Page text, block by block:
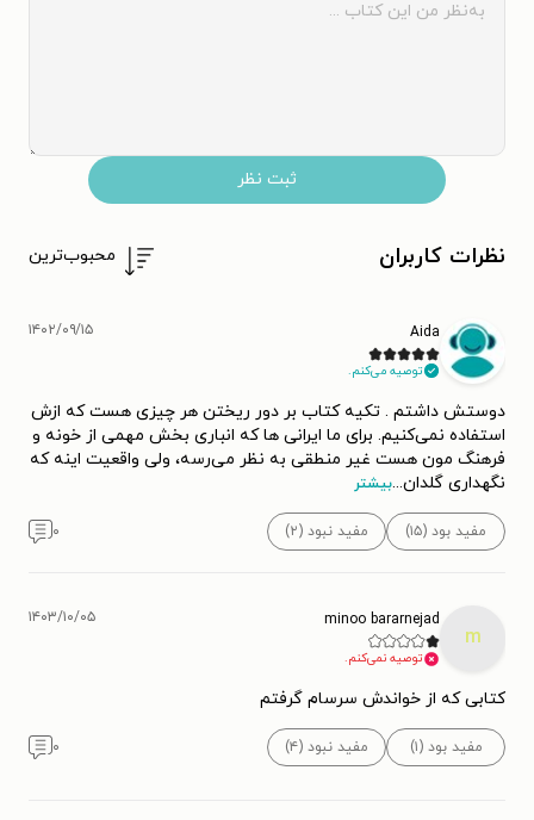
ثبت نظر
نظرات کاربران محبوب‌ترین
Aida
توصیه می‌کنم.
۱۴۰۲/۰۹/۱۵
دوستش داشتم . تکیه کتاب بر دور ریختن هر چیزی هست که ازش
استفاده نمی‌کنیم. برای ما ایرانی ها که انباری بخش مهمی از خونه و
فرهنگ مون هست غیر منطقی به نظر می‌رسه، ولی واقعیت اینه که
نگهداری گلدان...بیشتر
مفید بود (۱۵) مفید نبود (۲) ۰
m
minoo bararnejad
توصیه نمی‌کنم.
۱۴۰۳/۱۰/۰۵
کتابی که از خواندش سرسام گرفتم
مفید بود (۱) مفید نبود (۴) ۰